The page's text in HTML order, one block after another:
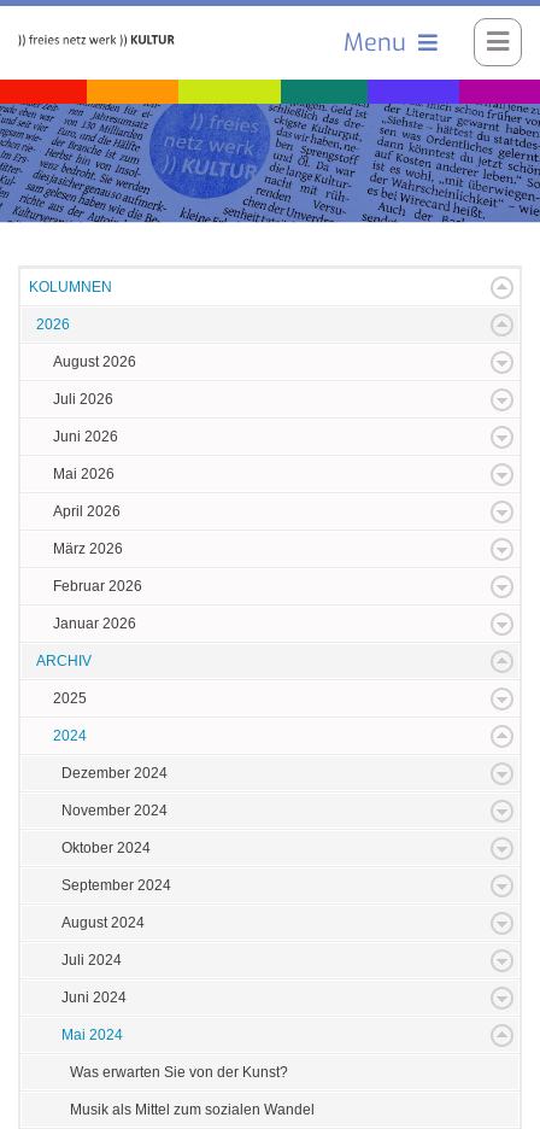
Menu
KOLUMNEN
2026
August 2026
Juli 2026
Juni 2026
Mai 2026
April 2026
März 2026
Februar 2026
Januar 2026
ARCHIV
2025
2024
Dezember 2024
November 2024
Oktober 2024
September 2024
August 2024
Juli 2024
Juni 2024
Mai 2024
Was erwarten Sie von der Kunst?
Musik als Mittel zum sozialen Wandel